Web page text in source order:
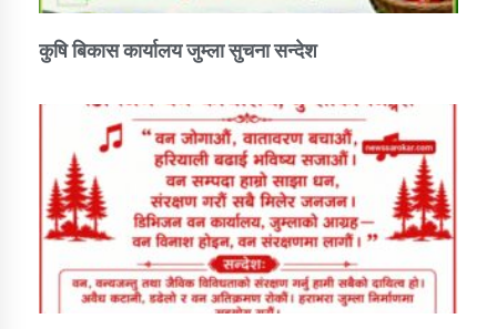
कुषि बिकास कार्यालय जुम्ला सुचना सन्देश